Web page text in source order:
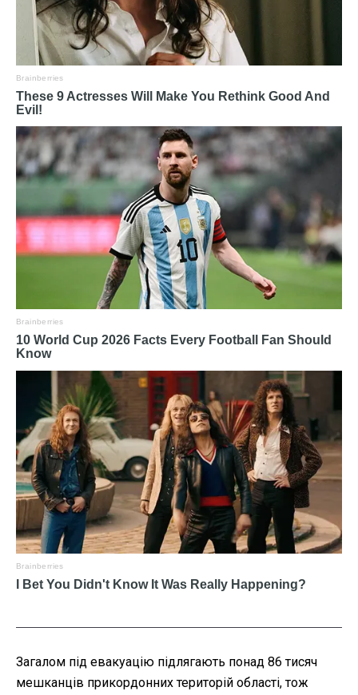
Загалом під евакуацію підлягають понад 86 тисяч
мешканців прикордонних територій області, тож